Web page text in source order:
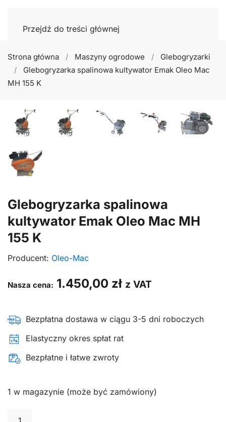
Przejdź do treści głównej
Strona główna Maszyny ogrodowe
Glebogryzarki
Glebogryzarka spalinowa kultywator Emak Oleo Mac
MH 155 K
Glebogryzarka spalinowa
kultywator Emak Oleo Mac MH
155 K
Producent: Oleo-Mac
Nasza cena: 1.450,00 zł z VAT
Bezpłatna dostawa w ciągu 3-5 dni roboczych
Elastyczny okres spłat rat
Bezpłatne i łatwe zwroty
1 w magazynie (może być zamówiony)
ilość